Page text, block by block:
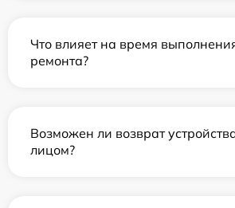
Что влияет на время
ремонта?
Возможен ли возврат
лицом?